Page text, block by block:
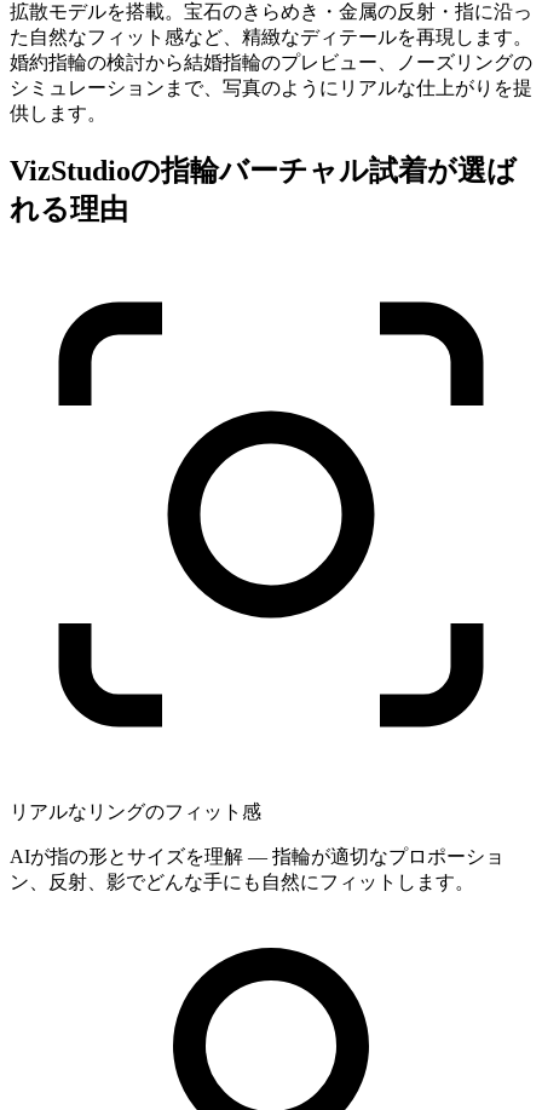
拡散モデルを搭載。宝石のきらめき・金属の反射・指に沿っ
た自然なフィット感など、精緻なディテールを再現します。
婚約指輪の検討から結婚指輪のプレビュー、ノーズリングの
シミュレーションまで、写真のようにリアルな仕上がりを提
供します。
VizStudioの指輪バーチャル試着が選ば
れる理由
リアルなリングのフィット感
AIが指の形とサイズを理解 — 指輪が適切なプロポーショ
ン、反射、影でどんな手にも自然にフィットします。